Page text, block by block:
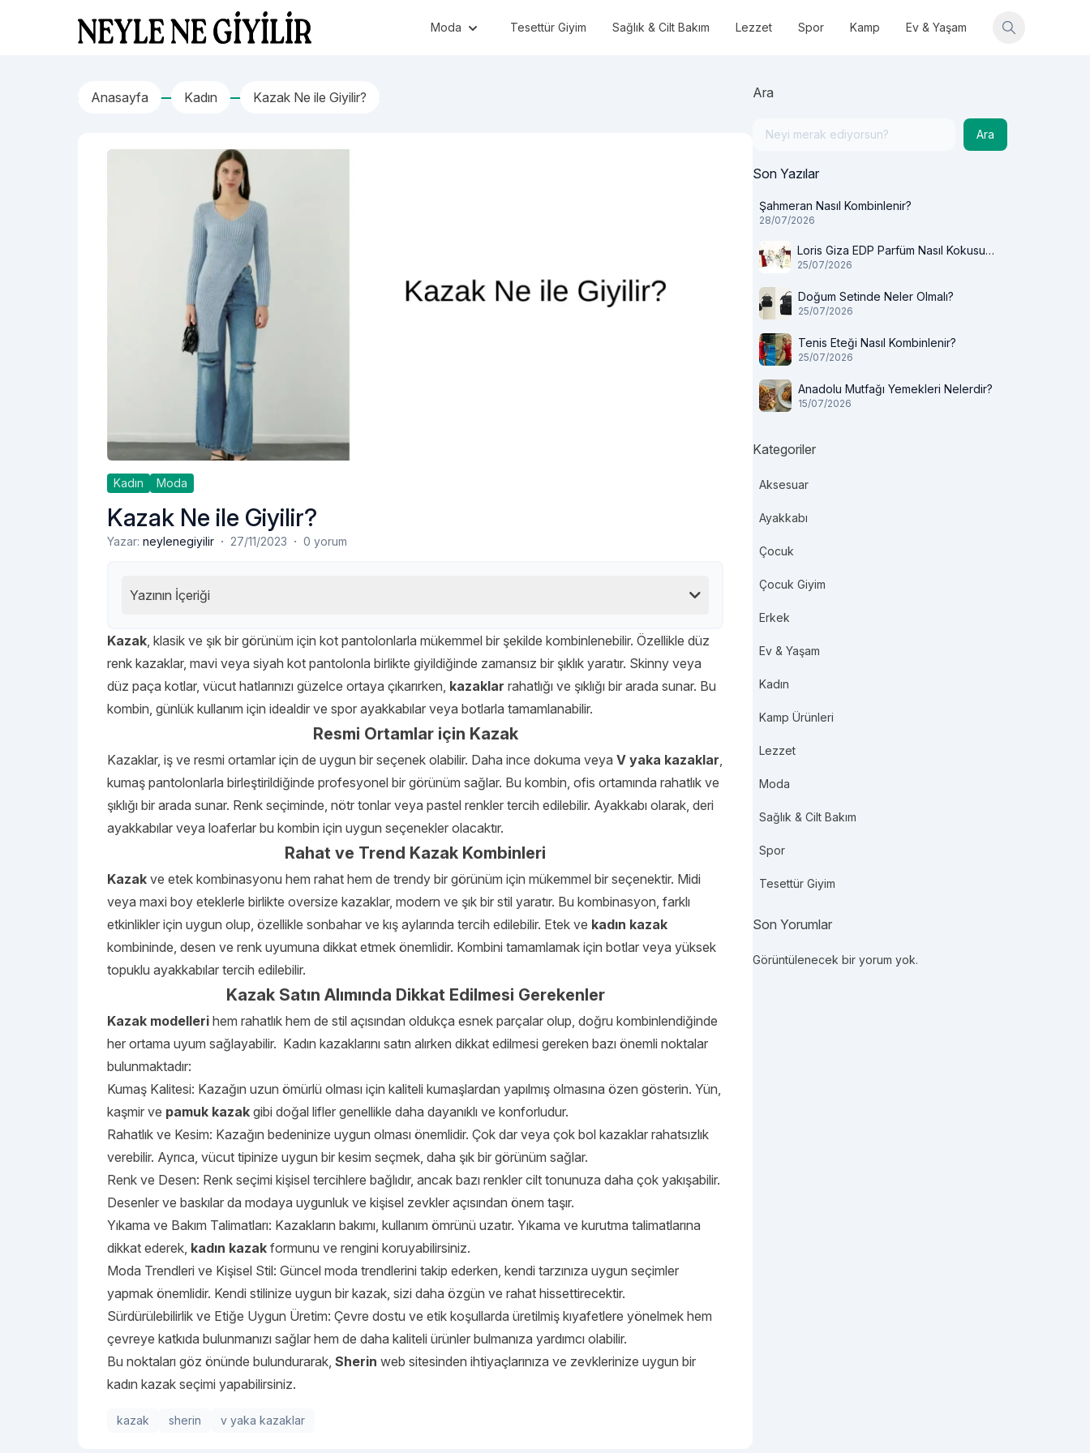
Neyle Ne Giyilir Moda Tesettür Giyim Sağlık & Cilt Bakım Lezzet Spor Kamp Ev & Yaşam
Anasayfa Kadın Kazak Ne ile Giyilir?
Kadın Moda
Kazak Ne ile Giyilir?
Yazar: neylenegiyilir · 27/11/2023 · 0 yorum
Yazının İçeriği
Kazak, klasik ve şık bir görünüm için kot pantolonlarla mükemmel bir şekilde kombinlenebilir. Özellikle düz
renk kazaklar, mavi veya siyah kot pantolonla birlikte giyildiğinde zamansız bir şıklık yaratır. Skinny veya
düz paça kotlar, vücut hatlarınızı güzelce ortaya çıkarırken, kazaklar rahatlığı ve şıklığı bir arada sunar. Bu
kombin, günlük kullanım için idealdir ve spor ayakkabılar veya botlarla tamamlanabilir.
Resmi Ortamlar için Kazak
Kazaklar, iş ve resmi ortamlar için de uygun bir seçenek olabilir. Daha ince dokuma veya V yaka kazaklar,
kumaş pantolonlarla birleştirildiğinde profesyonel bir görünüm sağlar. Bu kombin, ofis ortamında rahatlık ve
şıklığı bir arada sunar. Renk seçiminde, nötr tonlar veya pastel renkler tercih edilebilir. Ayakkabı olarak, deri
ayakkabılar veya loaferlar bu kombin için uygun seçenekler olacaktır.
Rahat ve Trend Kazak Kombinleri
Kazak ve etek kombinasyonu hem rahat hem de trendy bir görünüm için mükemmel bir seçenektir. Midi
veya maxi boy eteklerle birlikte oversize kazaklar, modern ve şık bir stil yaratır. Bu kombinasyon, farklı
etkinlikler için uygun olup, özellikle sonbahar ve kış aylarında tercih edilebilir. Etek ve kadın kazak
kombininde, desen ve renk uyumuna dikkat etmek önemlidir. Kombini tamamlamak için botlar veya yüksek
topuklu ayakkabılar tercih edilebilir.
Kazak Satın Alımında Dikkat Edilmesi Gerekenler
Kazak modelleri hem rahatlık hem de stil açısından oldukça esnek parçalar olup, doğru kombinlendiğinde
her ortama uyum sağlayabilir. Kadın kazaklarını satın alırken dikkat edilmesi gereken bazı önemli noktalar
bulunmaktadır:
Kumaş Kalitesi: Kazağın uzun ömürlü olması için kaliteli kumaşlardan yapılmış olmasına özen gösterin. Yün,
kaşmir ve pamuk kazak gibi doğal lifler genellikle daha dayanıklı ve konforludur.
Rahatlık ve Kesim: Kazağın bedeninize uygun olması önemlidir. Çok dar veya çok bol kazaklar rahatsızlık
verebilir. Ayrıca, vücut tipinize uygun bir kesim seçmek, daha şık bir görünüm sağlar.
Renk ve Desen: Renk seçimi kişisel tercihlere bağlıdır, ancak bazı renkler cilt tonunuza daha çok yakışabilir.
Desenler ve baskılar da modaya uygunluk ve kişisel zevkler açısından önem taşır.
Yıkama ve Bakım Talimatları: Kazakların bakımı, kullanım ömrünü uzatır. Yıkama ve kurutma talimatlarına
dikkat ederek, kadın kazak formunu ve rengini koruyabilirsiniz.
Moda Trendleri ve Kişisel Stil: Güncel moda trendlerini takip ederken, kendi tarzınıza uygun seçimler
yapmak önemlidir. Kendi stilinize uygun bir kazak, sizi daha özgün ve rahat hissettirecektir.
Sürdürülebilirlik ve Etiğe Uygun Üretim: Çevre dostu ve etik koşullarda üretilmiş kıyafetlere yönelmek hem
çevreye katkıda bulunmanızı sağlar hem de daha kaliteli ürünler bulmanıza yardımcı olabilir.
Bu noktaları göz önünde bulundurarak, Sherin web sitesinden ihtiyaçlarınıza ve zevklerinize uygun bir
kadın kazak seçimi yapabilirsiniz.
kazak sherin v yaka kazaklar
Ara
Ara
Son Yazılar
Şahmeran Nasıl Kombinlenir?
28/07/2026
Loris Giza EDP Parfüm Nasıl Kokusu
Var?
25/07/2026
Doğum Setinde Neler Olmalı?
25/07/2026
Tenis Eteği Nasıl Kombinlenir?
25/07/2026
Anadolu Mutfağı Yemekleri Nelerdir?
15/07/2026
Kategoriler
Aksesuar
Ayakkabı
Çocuk
Çocuk Giyim
Erkek
Ev & Yaşam
Kadın
Kamp Ürünleri
Lezzet
Moda
Sağlık & Cilt Bakım
Spor
Tesettür Giyim
Son Yorumlar
Görüntülenecek bir yorum yok.